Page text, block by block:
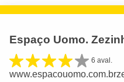
Espaço Uomo.
6 aval.